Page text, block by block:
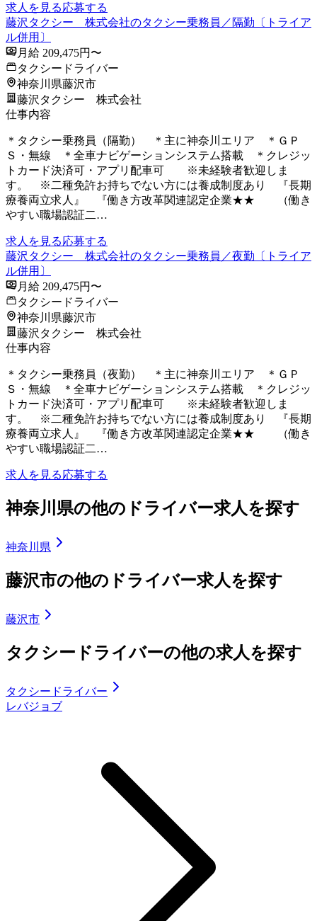
求人を見る応募する
藤沢タクシー 株式会社のタクシー乗務員／隔勤〔トライア
ル併用〕
月給 209,475円〜
タクシードライバー
神奈川県藤沢市
藤沢タクシー 株式会社
仕事内容
＊タクシー乗務員（隔勤） ＊主に神奈川エリア ＊ＧＰ
Ｓ・無線 ＊全車ナビゲーションシステム搭載 ＊クレジッ
トカード決済可・アプリ配車可 ※未経験者歓迎しま
す。 ※二種免許お持ちでない方には養成制度あり 『長期
療養両立求人』 『働き方改革関連認定企業★★ （働き
やすい職場認証二…
求人を見る応募する
藤沢タクシー 株式会社のタクシー乗務員／夜勤〔トライア
ル併用〕
月給 209,475円〜
タクシードライバー
神奈川県藤沢市
藤沢タクシー 株式会社
仕事内容
＊タクシー乗務員（夜勤） ＊主に神奈川エリア ＊ＧＰ
Ｓ・無線 ＊全車ナビゲーションシステム搭載 ＊クレジッ
トカード決済可・アプリ配車可 ※未経験者歓迎しま
す。 ※二種免許お持ちでない方には養成制度あり 『長期
療養両立求人』 『働き方改革関連認定企業★★ （働き
やすい職場認証二…
求人を見る応募する
神奈川県の他のドライバー求人を探す
神奈川県
藤沢市の他のドライバー求人を探す
藤沢市
タクシードライバーの他の求人を探す
タクシードライバー
レバジョブ